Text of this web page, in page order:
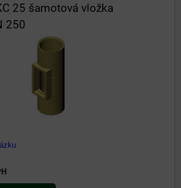
25 šamotová vložka
250